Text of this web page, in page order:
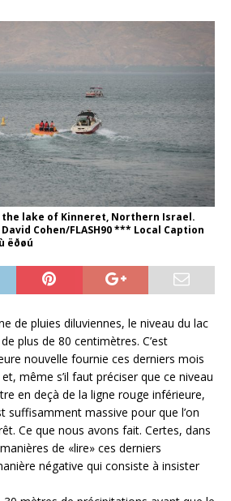
lake of Kinneret, Northern Israel.
David Cohen/FLASH90 *** Local Caption
ëðøú
de pluies diluviennes, le niveau du lac
plus de 80 centimètres. C’est
nouvelle fournie ces derniers mois
même s’il faut préciser que ce niveau
en deçà de la ligne rouge inférieure,
suffisamment massive pour que l’on
Ce que nous avons fait. Certes, dans
de «lire» ces derniers
négative qui consiste à insister